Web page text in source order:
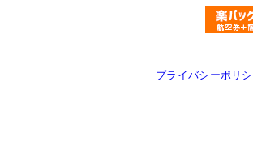
プライバシーポリ